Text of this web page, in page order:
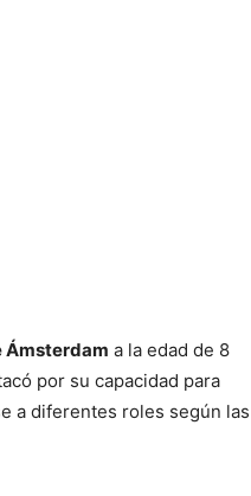
Ámsterdam a la edad de 8
por su capacidad para
a diferentes roles según las